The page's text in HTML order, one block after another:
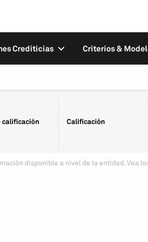
Crediticias Criterios &
calificación Calificación
disponible a nivel de la entidad. Vea